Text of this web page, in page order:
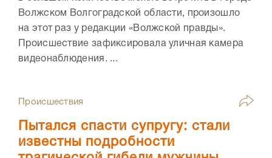
Волжском Волгоградской области, произошло
на этот раз у редакции «Волжской правды».
Происшествие зафиксировала уличная камера
видеонаблюдения. ...
Происшествия
Пытался спасти супругу: стали
известны подробности